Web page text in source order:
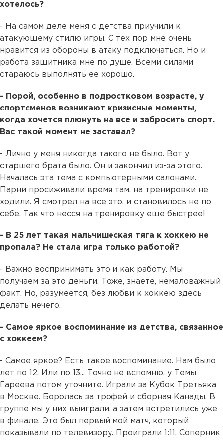
хотелось?
- На самом деле меня с детства приучили к
атакующему стилю игры. С тех пор мне очень
нравится из обороны в атаку подключаться. Но и
работа защитника мне по душе. Всеми силами
стараюсь выполнять ее хорошо.
- Порой, особенно в подростковом возрасте, у
спортсменов возникают кризисные моменты,
когда хочется плюнуть на все и забросить спорт.
Вас такой момент не заставал?
- Лично у меня никогда такого не было. Вот у
старшего брата было. Он и закончил из-за этого.
Началась эта тема с компьютерными салонами.
Парни просиживали время там, на тренировки не
ходили. Я смотрел на все это, и становилось не по
себе. Так что несся на тренировку еще быстрее!
- В 25 лет такая мальчишеская тяга к хоккею не
пропала? Не стала игра только работой?
- Важно воспринимать это и как работу. Мы
получаем за это деньги. Тоже, знаете, немаловажный
факт. Но, разумеется, без любви к хоккею здесь
делать нечего.
- Самое яркое воспоминание из детства, связанное
с хоккеем?
- Самое яркое? Есть такое воспоминание. Нам было
лет по 12. Или по 13... Точно не вспомню, у Темы
Гареева потом уточните. Играли за Кубок Третьяка
в Москве. Боролась за трофей и сборная Канады. В
группе мы у них выиграли, а затем встретились уже
в финале. Это был первый мой матч, который
показывали по телевизору. Проиграли 1:11. Соперник